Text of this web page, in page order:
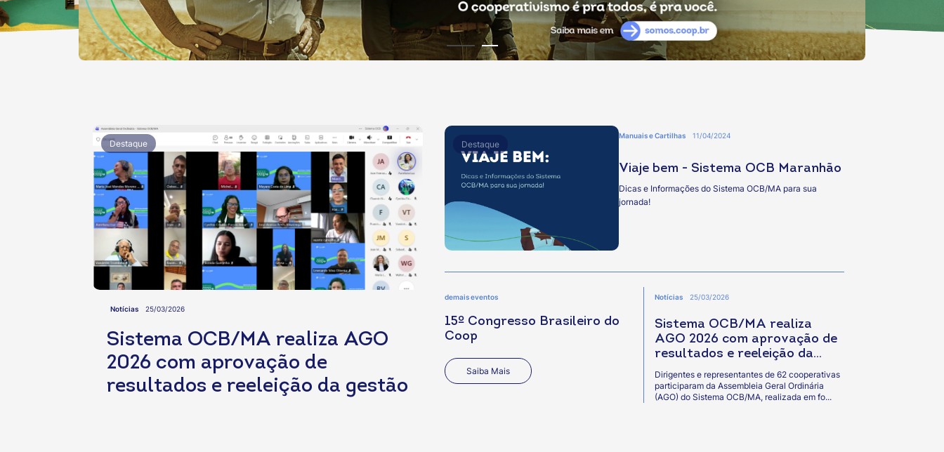
Destaque
Notícias 25/03/2026
Sistema OCB/MA realiza AGO
2026 com aprovação de
resultados e reeleição da gestão
Destaque
Manuais e Cartilhas 11/04/2024
Viaje bem - Sistema OCB Maranhão
Dicas e Informações do Sistema OCB/MA para sua
jornada!
demais eventos
15º Congresso Brasileiro do
Coop
Saiba Mais
Notícias 25/03/2026
Sistema OCB/MA realiza
AGO 2026 com aprovação de
resultados e reeleição da
gestão
Dirigentes e representantes de 62 cooperativas
participaram da Assembleia Geral Ordinária
(AGO) do Sistema OCB/MA, realizada em fo...